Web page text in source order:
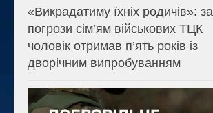
«Викрадатиму їхніх родичів»: за
погрози сім’ям військових ТЦК
чоловік отримав п’ять років із
дворічним випробуванням